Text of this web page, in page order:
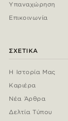
Υπαναχώρηση
Επικοινωνία
ΣΧΕΤΙΚΆ
Η Ιστορία Μας
Καριέρα
Νέα Άρθρα
Δελτία Τύπου